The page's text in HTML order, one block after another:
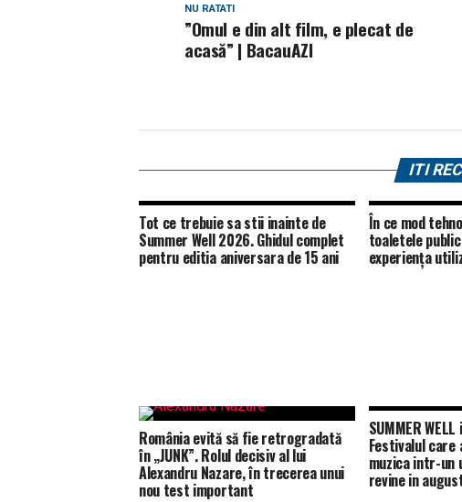
NU RATATI
”Omul e din alt film, e plecat de
acasă” | BacauAZI
ITI
Tot ce trebuie sa stii inainte de
Summer Well 2026. Ghidul complet
pentru editia aniversara de 15 ani
În ce mod
toaletele
experiența
România evită să fie retrogradată
în „JUNK”. Rolul decisiv al lui
Alexandru Nazare, în trecerea unui
nou test important
SUMMER
Festivalul
muzica intr-un
revine in